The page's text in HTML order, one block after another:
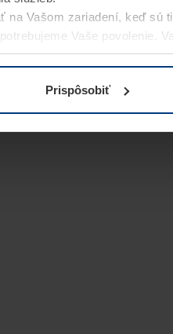
Vašom zariadení, keď sú
Vaše povolenie.
Vyhlásenie o ochrane
Prispôsobiť